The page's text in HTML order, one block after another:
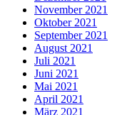
November 2021
Oktober 2021
September 2021
August 2021
Juli 2021
Juni 2021
Mai 2021
April 2021
März 2021